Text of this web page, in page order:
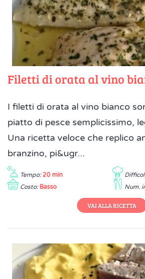
Filetti di orata al vino
I filetti di orata al vino bianco
piatto di pesce semplicissimo,
Una ricetta veloce che replico
branzino, pi&ugr...
Tempo: 20 min
Costo: Basso Num.
VAI ALLA RICETTA